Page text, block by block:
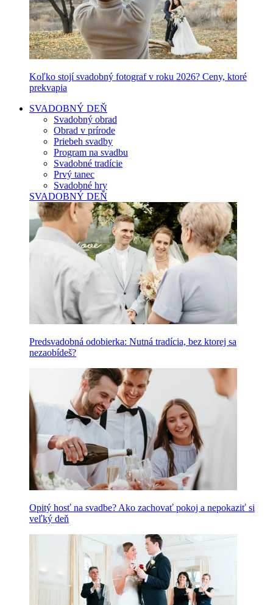
Koľko stojí svadobný fotograf v roku 2026? Ceny, ktoré
prekvapia
SVADOBNÝ DEŇ
Svadobný obrad
Obrad v prírode
Priebeh svadby
Program na svadbu
Svadobné tradície
Prvý tanec
Svadobné hry
SVADOBNÝ DEŇ
Predsvadobná odobierka: Nutná tradícia, bez ktorej sa
nezaobídeš?
Opitý hosť na svadbe? Ako zachovať pokoj a nepokaziť si
veľký deň